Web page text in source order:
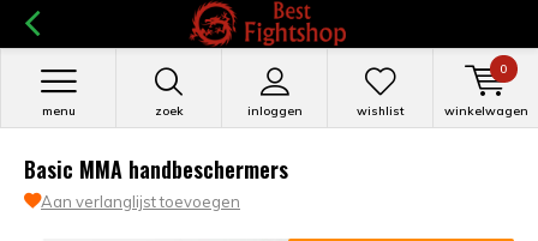
zoek inloggen
menu wishlist winkelwagen
0
Basic MMA handbeschermers
Aan verlanglijst toevoegen